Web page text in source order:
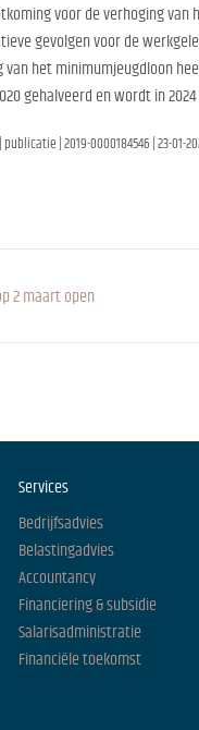
voor de verhoging
gevolgen voor de
van het minimumjeugdloon
gehalveerd en wordt in
| 2019-0000184546 | 23-01-
2 maart open
Services
Bedrijfsadvies
Belastingadvies
Accountancy
Financiering & subsidie
Salarisadministratie
Financiële toekomst